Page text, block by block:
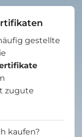
gestellte
zugute
kaufen?